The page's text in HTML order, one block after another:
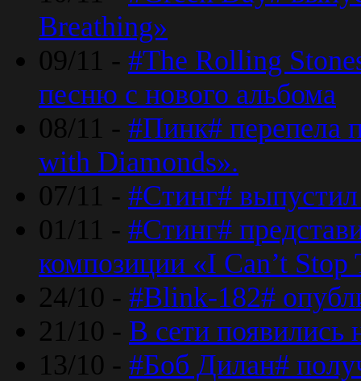
Breathing»
09/11 - #The Rolling
песню с нового альбома
08/11 - #Пинк# перепела
with Diamonds».
07/11 - #Стинг#
01/11 - #Стинг#
композиции «I Can’t
24/10 - #Blink-182#
21/10 - В сети появились
13/10 - #Боб Дилан#